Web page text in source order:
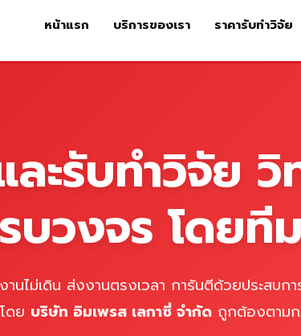
หน้าแรก บริการของเรา
หน้าแรก บริการของเรา ราคารับทำวิจัย
ละรับทำวิจัย
วงจร โดยที
านไม่เดิน ส่งงานตรงเวลา การันตีด้วยประสบก
ดย บริษัท อิมเพรส เลกาซี่ จำกัดถูกต้องตามก